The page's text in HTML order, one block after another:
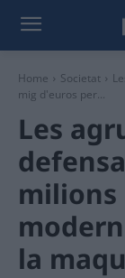
Home Societat
mig d'euros per...
Les
milions
la